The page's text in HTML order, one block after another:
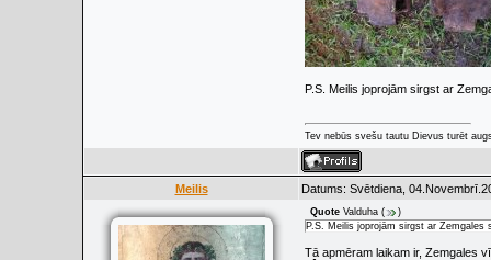
P.S. Meilis joprojām sirgst ar
Tev nebūs svešu tautu Dievus turēt
Meilis Datums: Svētdiena,
Quote Valduha (
)
P.S. Meilis joprojām sirgst ar
Tā apmēram laikam ir, Zemgales